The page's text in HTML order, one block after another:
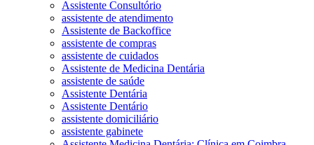
Assistente Consultório
assistente de atendimento
Assistente de Backoffice
assistente de compras
assistente de cuidados
Assistente de Medicina Dentária
assistente de saúde
Assistente Dentária
Assistente Dentário
assistente domiciliário
assistente gabinete